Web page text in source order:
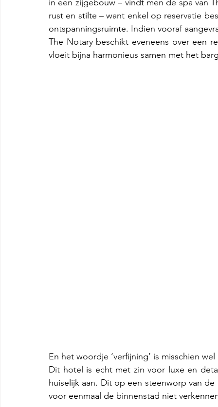
in een zijgebouw – vindt men de spa van
rust en stilte – want enkel op reservatie
ontspanningsruimte. Indien vooraf
The Notary beschikt eveneens over een
vloeit bijna harmonieus samen met het
En het woordje ‘verfijning’ is misschien
Dit hotel is echt met zin voor luxe en
huiselijk aan. Dit op een steenworp van
voor eenmaal de binnenstad niet